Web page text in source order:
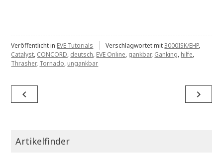
Veröffentlicht in EVE Tutorials Verschlagwortet mit3000ISK/EHP,
Catalyst, CONCORD, deutsch, EVE Online, gankbar, Ganking, hilfe,
Thrasher, Tornado, ungankbar
Beitragsnavigation
navigate_before navigate_next
Artikelfinder